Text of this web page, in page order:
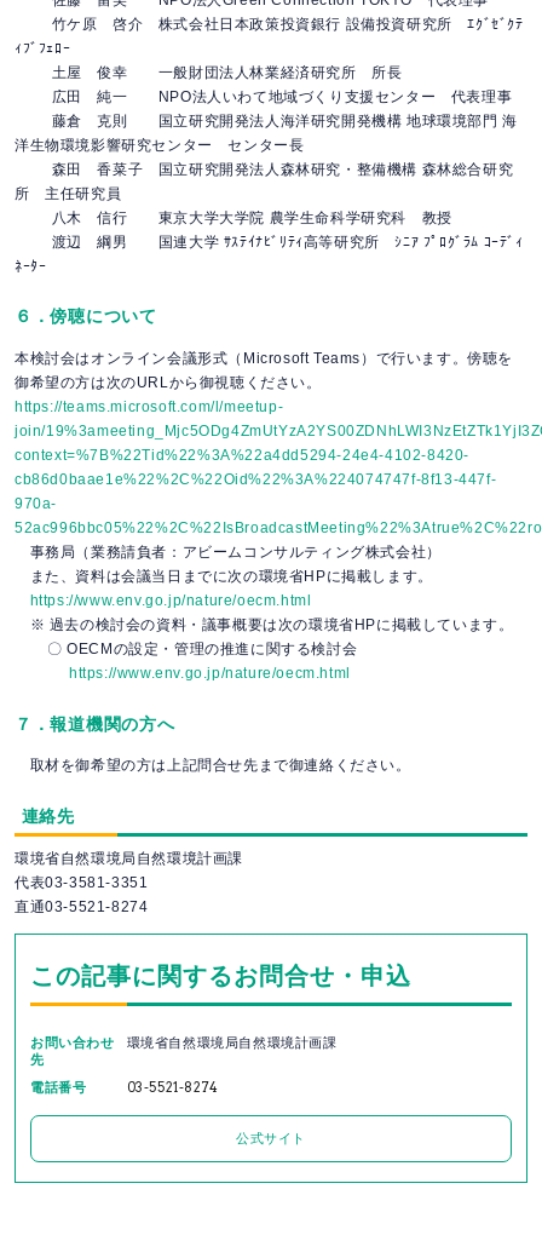
竹ケ原 啓介 株式会社日本政策投資銀行 設備投資研究所 ｴｸﾞｾﾞｸﾃ
ｨﾌﾞﾌｪﾛｰ
土屋 俊幸 一般財団法人林業経済研究所 所長
広田 純一 NPO法人いわて地域づくり支援センター 代表理事
藤倉 克則 国立研究開発法人海洋研究開発機構 地球環境部門 海
洋生物環境影響研究センター センター長
森田 香菜子 国立研究開発法人森林研究・整備機構 森林総合研究
所 主任研究員
八木 信行 東京大学大学院 農学生命科学研究科 教授
渡辺 綱男 国連大学 ｻｽﾃｲﾅﾋﾞﾘﾃｨ高等研究所 ｼﾆｱ ﾌﾟﾛｸﾞﾗﾑ ｺｰﾃﾞｨ
ﾈｰﾀｰ
６．傍聴について
本検討会はオンライン会議形式（Microsoft Teams）で行います。傍聴を
御希望の方は次のURLから御視聴ください。
https://teams.microsoft.com/l/meetup-
join/
context=%7B%22Tid%22%3A%22a4dd5294-24e4-4102-8420-
cb86d0baae1e%22%2C%22Oid%22%3A%224074747f-8f13-447f-
970a-
事務局（業務請負者：アビームコンサルティング株式会社）
また、資料は会議当日までに次の環境省HPに掲載します。
https://www.env.go.jp/nature/oecm.html
※ 過去の検討会の資料・議事概要は次の環境省HPに掲載しています。
〇 OECMの設定・管理の推進に関する検討会
https://www.env.go.jp/nature/oecm.html
７．報道機関の方へ
取材を御希望の方は上記問合せ先まで御連絡ください。
連絡先
環境省自然環境局自然環境計画課
代表03-3581-3351
直通03-5521-8274
この記事に関するお問合せ・申込
お問い合わせ
先
環境省自然環境局自然環境計画課
電話番号 03-5521-8274
公式サイト